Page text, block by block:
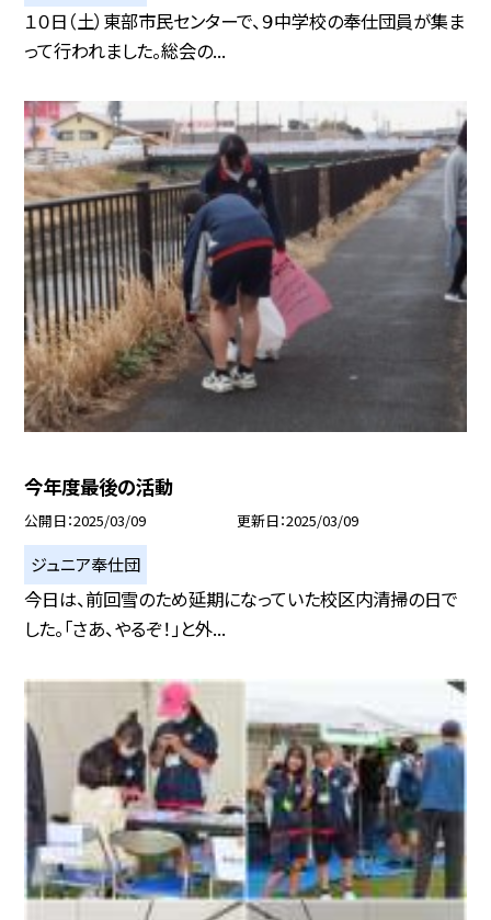
１０日（土）東部市民センターで、９中学校の奉仕団員が集ま
って行われました。総会の...
今年度最後の活動
公開日 2025/03/09 更新日 2025/03/09
ジュニア奉仕団
今日は、前回雪のため延期になっていた校区内清掃の日で
した。「さあ、やるぞ！」と外...